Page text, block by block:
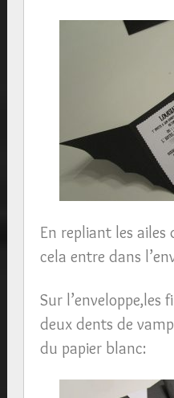
En repliant les ailes
cela entre dans
Sur l’enveloppe,les
deux dents de
du papier blanc: